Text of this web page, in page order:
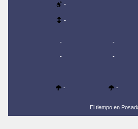
-
-
-
-
-
-
-
-
El tiempo en